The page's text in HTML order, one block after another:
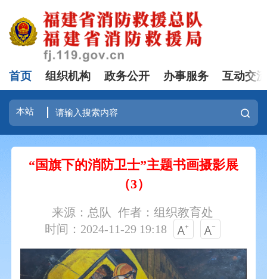
首页 组织机构 政务公开 办事服务 互动交
“国旗下的消防卫士”主题书画摄影展
（3）
来源：总队
作者：组织教育处
时间：2024-11-29 19:18